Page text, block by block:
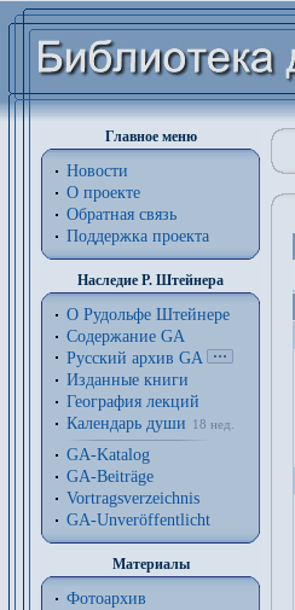
Главное меню
Новости
О проекте
Обратная связь
Поддержка проекта
Наследие Р. Штейнера
О Рудольфе Штейнере
Содержание GA
Русский архив GA
Изданные книги
География лекций
Календарь души
18 нед.
GA-Katalog
GA-Beiträge
Vortragsverzeichnis
GA-Unveröffentlicht
Материалы
Фотоархив